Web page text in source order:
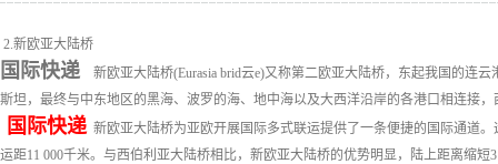
2.新欧亚大陆桥
国际快递 新欧亚大陆桥(Eurasia brid云e)又称第二欧亚大陆桥，东起我国的连
斯坦，最终与中东地区的黑海、波罗的海、地中海以及大西洋沿岸的各港口相连接
国际快递新欧亚大陆桥为亚欧开展国际多式联运提供了一条便捷的国际通道
运距11 000千米。与西伯利亚大陆桥相比，新欧亚大陆桥的优势明显，陆上距离缩